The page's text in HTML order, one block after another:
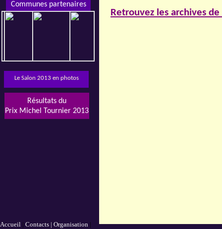
Accueil | Contacts | Organisation |
Retrouvez les archives
Communes partenaires
Résultats du
Prix Michel Tournier 2013
Le Salon 2013 en photos